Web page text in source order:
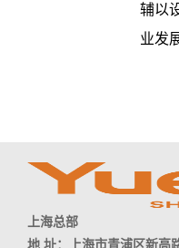
辅以
业发
上海总部
地 址：上海市青浦区新高